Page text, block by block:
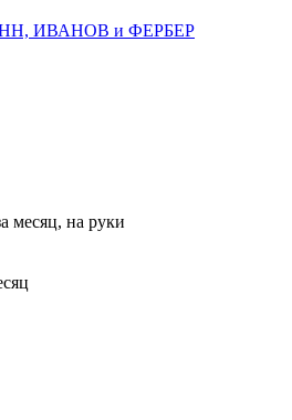
ИВАНОВ и ФЕРБЕР
месяц, на руки